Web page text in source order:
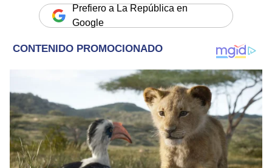
Prefiero a La República en
Google